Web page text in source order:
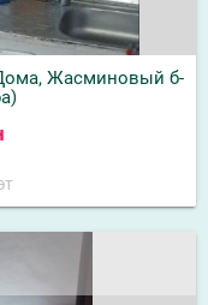
Жасминовый б-